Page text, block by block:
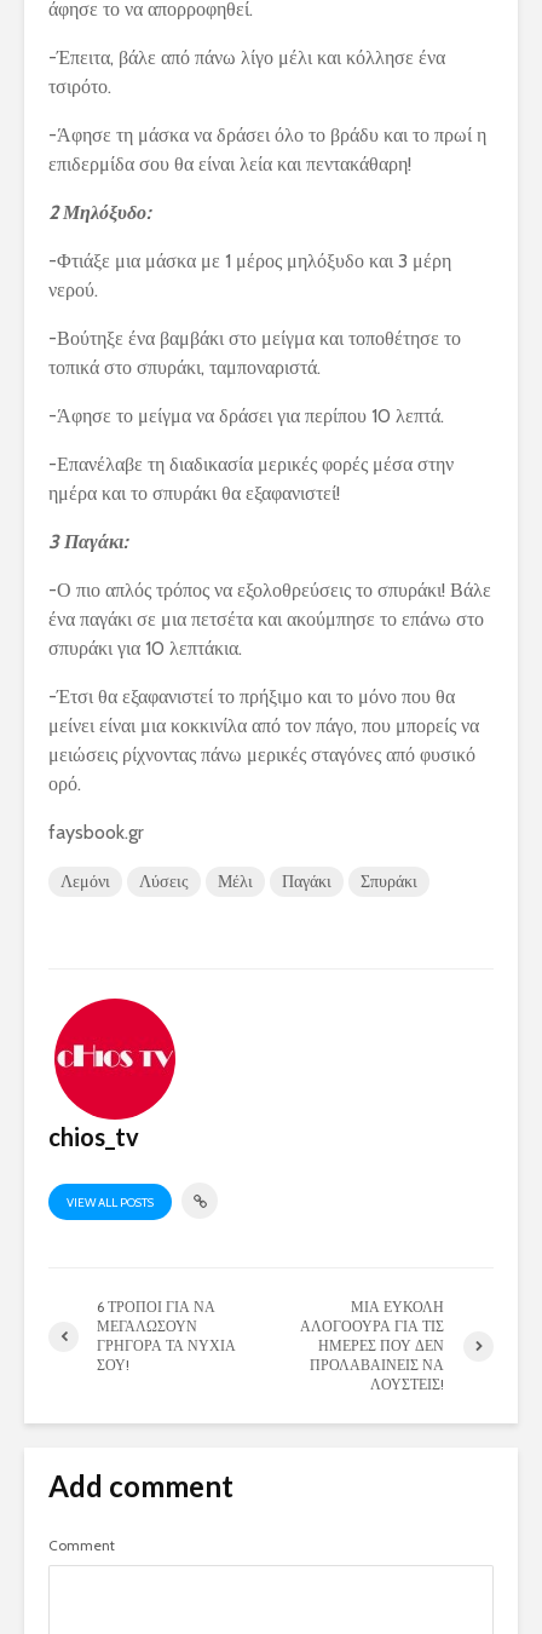
άφησε το να απορροφηθεί.
-Έπειτα, βάλε από πάνω λίγο μέλι και κόλλησε ένα
τσιρότο.
-Άφησε τη μάσκα να δράσει όλο το βράδυ και το πρωί η
επιδερμίδα σου θα είναι λεία και πεντακάθαρη!
2 Μηλόξυδο:
-Φτιάξε μια μάσκα με 1 μέρος μηλόξυδο και 3 μέρη
νερού.
-Βούτηξε ένα βαμβάκι στο μείγμα και τοποθέτησε το
τοπικά στο σπυράκι, ταμποναριστά.
-Άφησε το μείγμα να δράσει για περίπου 10 λεπτά.
-Επανέλαβε τη διαδικασία μερικές φορές μέσα στην
ημέρα και το σπυράκι θα εξαφανιστεί!
3 Παγάκι:
-Ο πιο απλός τρόπος να εξολοθρεύσεις το σπυράκι! Βάλε
ένα παγάκι σε μια πετσέτα και ακούμπησε το επάνω στο
σπυράκι για 10 λεπτάκια.
-Έτσι θα εξαφανιστεί το πρήξιμο και το μόνο που θα
μείνει είναι μια κοκκινίλα από τον πάγο, που μπορείς να
μειώσεις ρίχνοντας πάνω μερικές σταγόνες από φυσικό
ορό.
faysbook.gr
Λεμόνι Λύσεις Μέλι Παγάκι Σπυράκι
chios_tv
VIEW ALL POSTS
6 ΤΡΟΠΟΙ ΓΙΑ ΝΑ
ΜΕΓΑΛΩΣΟΥΝ
ΓΡΗΓΟΡΑ ΤΑ ΝΥΧΙΑ
ΣΟΥ!
ΜΙΑ ΕΥΚΟΛΗ
ΑΛΟΓΟΟΥΡΑ ΓΙΑ ΤΙΣ
ΗΜΕΡΕΣ ΠΟΥ ΔΕΝ
ΠΡΟΛΑΒΑΙΝΕΙΣ ΝΑ
ΛΟΥΣΤΕΙΣ!
Add comment
Comment